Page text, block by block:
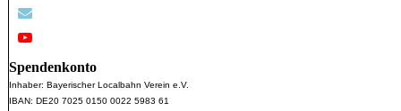
Spendenkonto
Inhaber: Bayerischer Localbahn Verein e.V.
IBAN: DE20 7025 0150 0022 5983 61